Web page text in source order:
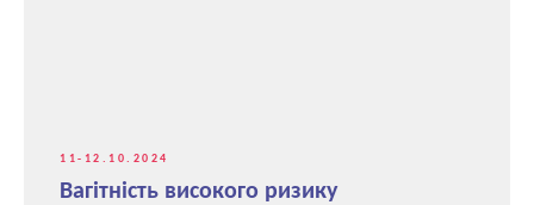
11-12.10.2024
Вагітність високого ризику